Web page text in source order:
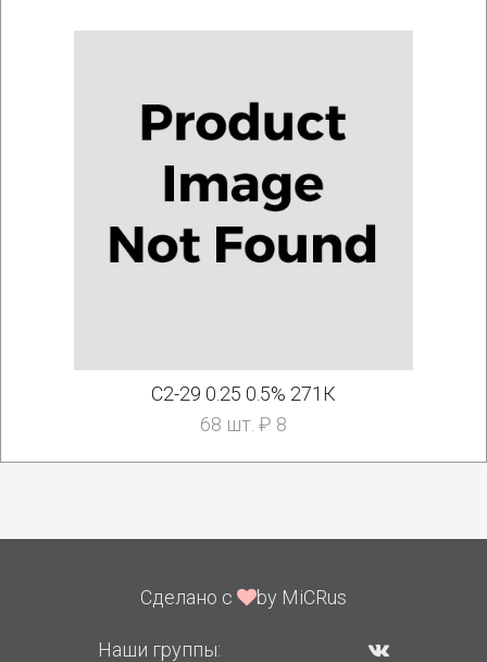
С2-29 0.25 0.5% 271К
68 шт. ₽ 8
Сделано с by MiCRus
Наши группы: